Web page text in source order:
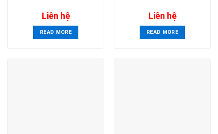
Liên hệ
READ MORE
Liên hệ
READ MORE